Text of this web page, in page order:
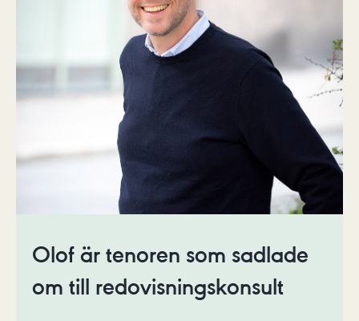
Olof är tenoren som sadlade
om till redovisningskonsult